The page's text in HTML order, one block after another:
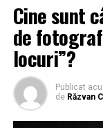
Cine sunt
de
locuri”?
Publicat
de Răzvan